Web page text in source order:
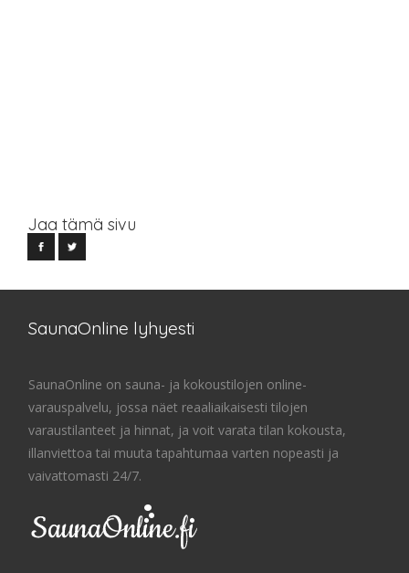
Jaa tämä sivu
SaunaOnline lyhyesti
SaunaOnline on sauna- ja kokoustilojen online-
varauspalvelu, jossa näet reaaliaikaisesti tilojen
varaustilanteet ja hinnat, ja voit varata tilan kokousta,
illanviettoa tai muuta tapahtumaa varten nopeasti ja
vaivattomasti 24/7.